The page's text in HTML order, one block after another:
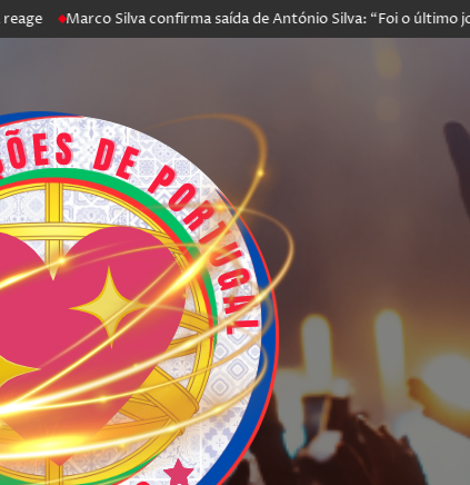
Marco Silva confirma saída de António Silva: “Foi o último jogo”